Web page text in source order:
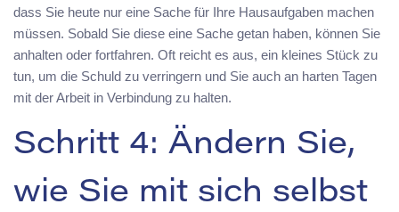
dass Sie heute nur eine Sache für Ihre Hausaufgaben machen
müssen. Sobald Sie diese eine Sache getan haben, können Sie
anhalten oder fortfahren. Oft reicht es aus, ein kleines Stück zu
tun, um die Schuld zu verringern und Sie auch an harten Tagen
mit der Arbeit in Verbindung zu halten.
Schritt 4: Ändern Sie,
wie Sie mit sich selbst